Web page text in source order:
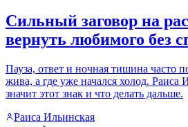
Сильный заговор на
вернуть любимого без
Пауза, ответ и ночная тишина часто
жива, а где уже начался холод. Раиса
значит этот знак и что делать дальше.
Раиса Ильинская